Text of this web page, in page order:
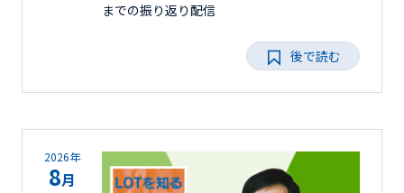
までの振り返り配信
後で読む
2026年
8月